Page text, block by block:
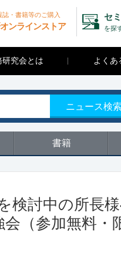
誌・書籍等のご購入
ンラインストア
セ
を探
研究会とは よくあ
ニュース検索
書籍
検討中の所長
（参加無料・